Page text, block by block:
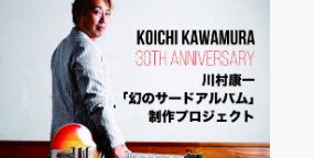
アート・写真
テクノロジー・ガジェット
映像・映画